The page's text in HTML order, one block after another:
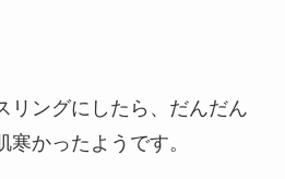
リングにしたら、だんだん
かったようです。